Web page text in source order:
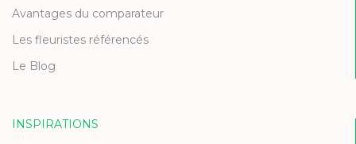
Avantages du comparateur
Les fleuristes référencés
Le Blog
INSPIRATIONS